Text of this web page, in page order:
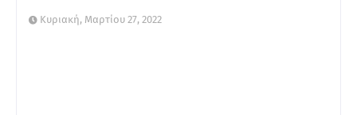
Κυριακή, Μαρτίου 27, 2022